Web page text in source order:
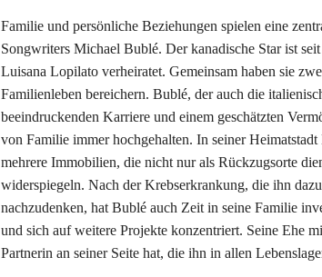
Familie und persönliche Beziehungen spielen eine
Songwriters Michael Bublé. Der kanadische Star ist
Luisana Lopilato verheiratet. Gemeinsam haben sie
Familienleben bereichern. Bublé, der auch die
beeindruckenden Karriere und einem geschätzten
von Familie immer hochgehalten. In seiner
mehrere Immobilien, die nicht nur als Rückzugsorte
widerspiegeln. Nach der Krebserkrankung, die ihn
nachzudenken, hat Bublé auch Zeit in seine Familie
und sich auf weitere Projekte konzentriert. Seine Ehe
Partnerin an seiner Seite hat, die ihn in allen